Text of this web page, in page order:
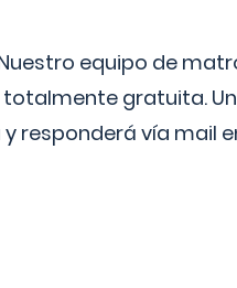
equipo de
gratuita.
responderá vía mail